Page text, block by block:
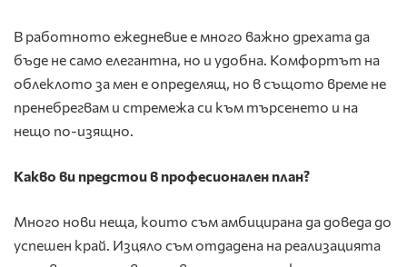
В работното ежедневие е много важно дрехата да
бъде не само елегантна, но и удобна. Комфортът на
облеклото за мен е определящ, но в същото време не
пренебрегвам и стремежа си към търсенето и на
нещо по-изящно.
Какво ви предстои в професионален план?
Много нови неща, които съм амбицирана да доведа до
успешен край. Изцяло съм отдадена на реализацията